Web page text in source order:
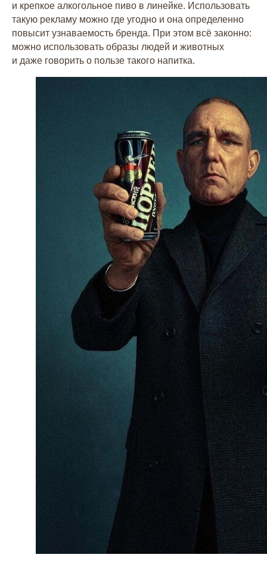
и крепкое алкогольное пиво в линейке. Использовать
такую рекламу можно где угодно и она определенно
повысит узнаваемость бренда. При этом всё законно:
можно использовать образы людей и животных
и даже говорить о пользе такого напитка.